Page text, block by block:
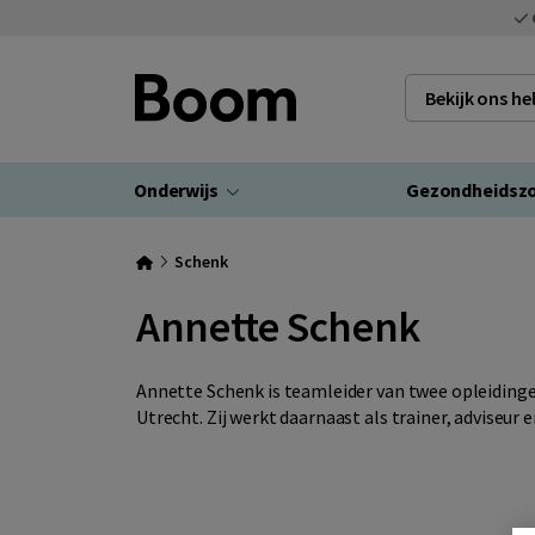
Bekijk ons
Onderwijs
Schenk
Annette Schenk
Annette Schenk is teamleider van twee
Utrecht. Zij werkt daarnaast als trainer, adviseur